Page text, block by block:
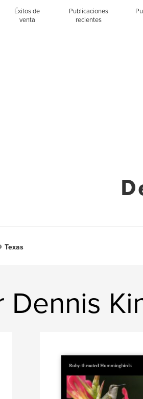
Éxitos de
venta
Publicaciones
recientes
Texas
Dennis